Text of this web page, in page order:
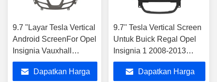
9.7 "Layar Tesla Vertical
Android ScreenFor Opel
Insignia Vauxhall
Insignia Buick Regal
2013-2017Dapatkan Harga
9.7'' Tesla Vertical Screen
Untuk Buick Regal Opel
Insignia 1 2008-2013
Android Mobil Multimedia
Player
Dapatkan Harga